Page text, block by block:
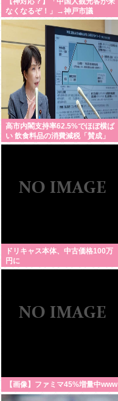
なくなるぞ！」→神戸市議
「で？」www
高市内閣支持率62.5%でほぼ横ば
い 飲食料品の消費減税「賛成」
52.9%
ドリキャス本体、中古価格100万
円に
【画像】ファミマ45%増量中www